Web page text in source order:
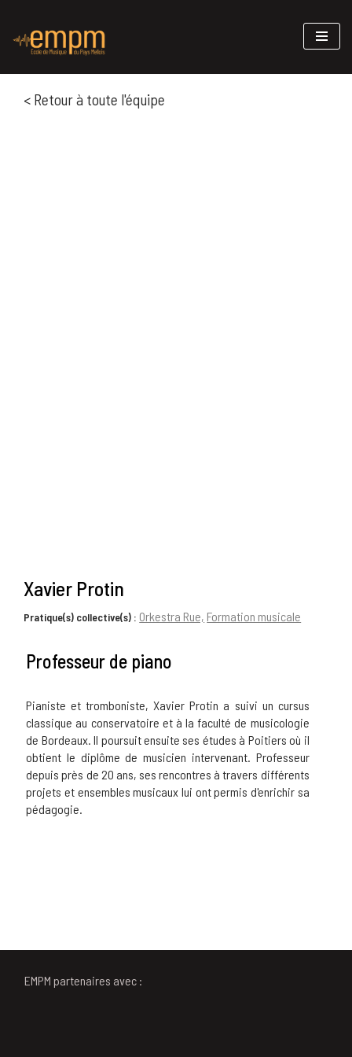
Aller
< Retour à toute l'équipe
Xavier Protin
Pratique(s) collective(s) : Orkestra Rue, Formation musicale
Professeur de piano
Pianiste et tromboniste, Xavier Protin a suivi un cursus
classique au conservatoire et à la faculté de musicologie
de Bordeaux. Il poursuit ensuite ses études à Poitiers où il
obtient le diplôme de musicien intervenant. Professeur
depuis près de 20 ans, ses rencontres à travers différents
projets et ensembles musicaux lui ont permis d'enrichir sa
pédagogie.
EMPM partenaires avec :